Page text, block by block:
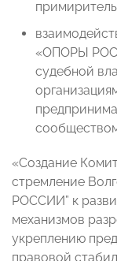
«ОПОРЫ
судебной
«Создание
стремление
РОССИИ” к
механизмов
укреплению
правовой